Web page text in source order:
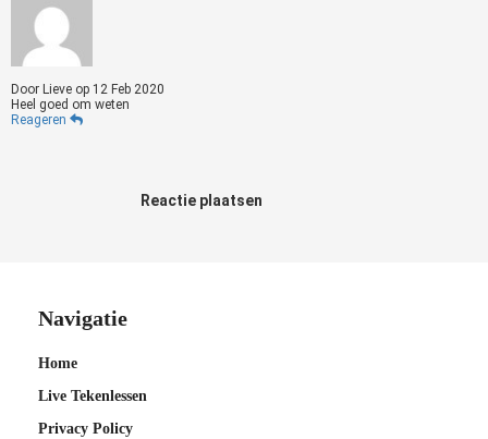
Door Lieve op 12 Feb 2020
Heel goed om weten
Reageren
Reactie plaatsen
Navigatie
Home
Live Tekenlessen
Privacy Policy